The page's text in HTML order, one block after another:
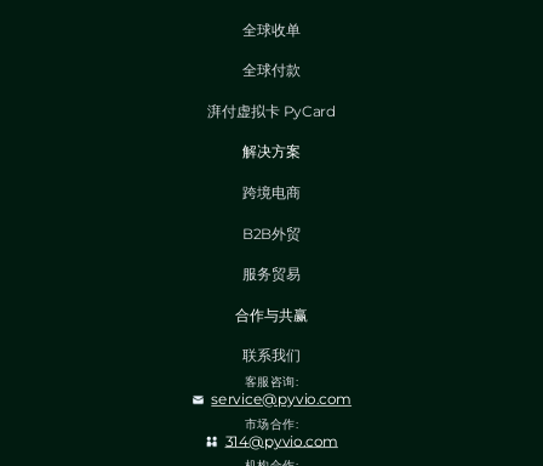
全球收单
全球付款
湃付虚拟卡 PyCard
解决方案
跨境电商
B2B外贸
服务贸易
合作与共赢
联系我们
客服咨询:
service@pyvio.com
市场合作:
314@pyvio.com